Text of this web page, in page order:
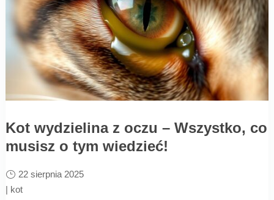
Kot wydzielina z oczu – Wszystko, co
musisz o tym wiedzieć!
22 sierpnia 2025
| kot